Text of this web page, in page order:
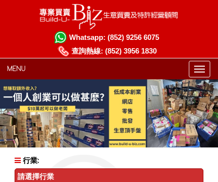
Whatsapp: (852) 9256 6075
查詢熱線: (852) 3956 1830
MENU
行業:
請選擇行業